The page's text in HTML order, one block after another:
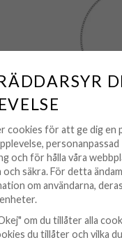
Eternal
Edblad -
🟡
cookies för att ge dig en
personanpassad
och för hålla våra
säkra. För detta
om användarna,
om du tillåter alla
du tillåter och vilka